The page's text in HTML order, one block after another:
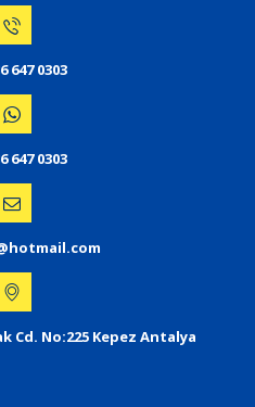
647 0303
647 0303
Cd. No:225 Kepez Antalya